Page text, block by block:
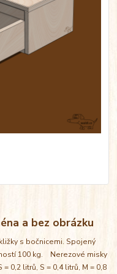
a bez obrázku
s bočnicemi. Spojený
100 kg. Nerezové misky
0,2 litrů, S = 0,4 litrů, M = 0,8